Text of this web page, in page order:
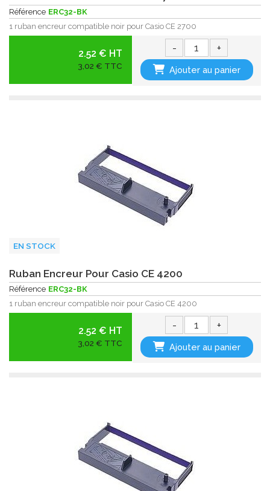
Référence ERC32-BK
1 ruban encreur compatible noir pour Casio CE 2700
2.52 € HT
3,02 € TTC
- +
Ajouter au panier
EN STOCK
Ruban Encreur Pour Casio CE 4200
Référence ERC32-BK
1 ruban encreur compatible noir pour Casio CE 4200
2.52 € HT
3,02 € TTC
- +
Ajouter au panier